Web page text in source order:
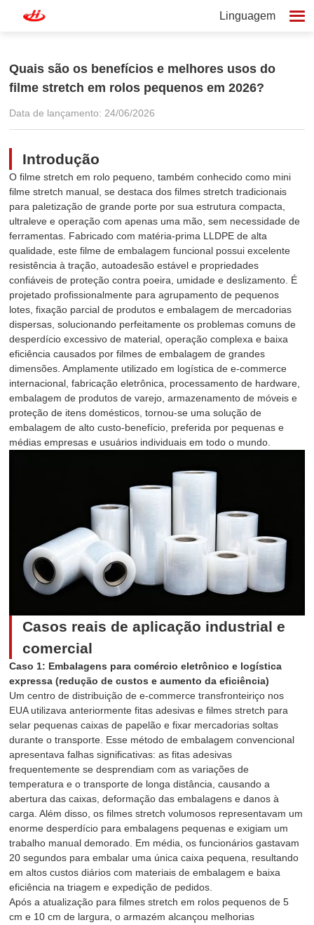
Linguagem
Quais são os benefícios e melhores usos do
filme stretch em rolos pequenos em 2026?
Data de lançamento: 24/06/2026
Introdução
O filme stretch em rolo pequeno, também conhecido como mini
filme stretch manual, se destaca dos filmes stretch tradicionais
para paletização de grande porte por sua estrutura compacta,
ultraleve e operação com apenas uma mão, sem necessidade de
ferramentas. Fabricado com matéria-prima LLDPE de alta
qualidade, este filme de embalagem funcional possui excelente
resistência à tração, autoadesão estável e propriedades
confiáveis de proteção contra poeira, umidade e deslizamento. É
projetado profissionalmente para agrupamento de pequenos
lotes, fixação parcial de produtos e embalagem de mercadorias
dispersas, solucionando perfeitamente os problemas comuns de
desperdício excessivo de material, operação complexa e baixa
eficiência causados por filmes de embalagem de grandes
dimensões. Amplamente utilizado em logística de e-commerce
internacional, fabricação eletrônica, processamento de hardware,
embalagem de produtos de varejo, armazenamento de móveis e
proteção de itens domésticos, tornou-se uma solução de
embalagem de alto custo-benefício, preferida por pequenas e
médias empresas e usuários individuais em todo o mundo.
Casos reais de aplicação industrial e
comercial
Caso 1: Embalagens para comércio eletrônico e logística
expressa (redução de custos e aumento da eficiência)
Um centro de distribuição de e-commerce transfronteiriço nos
EUA utilizava anteriormente fitas adesivas e filmes stretch para
selar pequenas caixas de papelão e fixar mercadorias soltas
durante o transporte. Esse método de embalagem convencional
apresentava falhas significativas: as fitas adesivas
frequentemente se desprendiam com as variações de
temperatura e o transporte de longa distância, causando a
abertura das caixas, deformação das embalagens e danos à
carga. Além disso, os filmes stretch volumosos representavam um
enorme desperdício para embalagens pequenas e exigiam um
trabalho manual demorado. Em média, os funcionários gastavam
20 segundos para embalar uma única caixa pequena, resultando
em altos custos diários com materiais de embalagem e baixa
eficiência na triagem e expedição de pedidos.
Após a atualização para filmes stretch em rolos pequenos de 5
cm e 10 cm de largura, o armazém alcançou melhorias